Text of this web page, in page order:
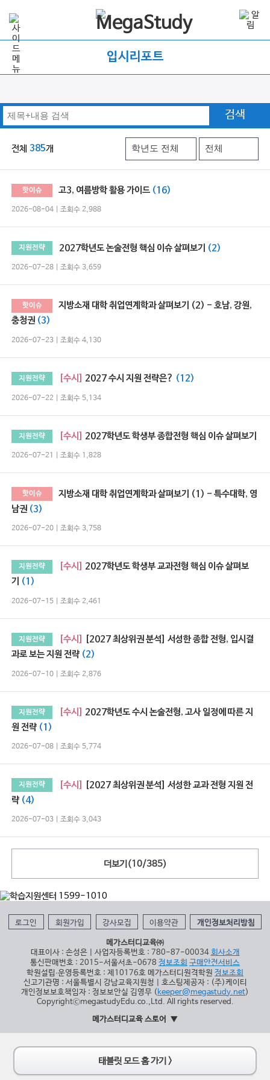
입시리포트
검색
전체 385개
핫이슈 고3, 여름방학 활용 가이드 (16)
2026-08-04 | 조회수 2,988
지원전략 2027학년도 논술전형 핵심 이슈 살펴보기 (2)
2026-07-28 | 조회수 3,659
핫이슈
지방소재 대학 취업연계학과 살펴보기 (2) - 호남, 강원,
충청권 (3)
2026-07-23 | 조회수 4,130
지원전략 [수시] 2027 수시 지원 전략은? (12)
2026-07-22 | 조회수 5,134
지원전략 [수시] 2027학년도 학생부 종합전형 핵심 이슈 살펴보기
2026-07-21 | 조회수 1,828
핫이슈
지방소재 대학 취업연계학과 살펴보기 (1) - 특수대학, 영
남권 (3)
2026-07-20 | 조회수 3,758
지원전략 [수시]
2027학년도 학생부 교과전형 핵심 이슈 살펴보
기 (1)
2026-07-15 | 조회수 2,461
지원전략 [수시]
[2027 최상위권 분석] 서성한 종합 전형, 입시결
과로 보는 지원 전략 (2)
2026-07-10 | 조회수 2,876
지원전략 [수시]
2027학년도 수시 논술전형, 고사 일정에 따른 지
원 전략 (1)
2026-07-08 | 조회수 5,774
지원전략 [수시]
[2027 최상위권 분석] 서성한 교과 전형 지원 전
략 (4)
2026-07-03 | 조회수 3,043
더보기(10/385)
로그인 회원가입 강사모집 이용약관 개인정보처리방침
메가스터디교육㈜
대표이사 : 손성은 | 사업자등록번호 : 780-87-00034 회사소개
통신판매번호 : 2015-서울서초-0678 정보조회 구매안전서비스
학원설립∙운영등록번호 : 제10176호 메가스터디원격학원 정보조회
신고기관명 : 서울특별시 강남교육지원청 | 호스팅제공자 : (주)케이티
개인정보보호책임자 : 정보보안실 김영무 ( keeper@megastudy.net)
CopyrightⓒmegastudyEdu.co.,Ltd. All rights reserved.
메가스터디교육 스토어
태블릿 모드 홈 가기 >